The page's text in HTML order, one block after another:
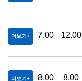
더보기 7.00 12.00
더보기 8.00 8.00